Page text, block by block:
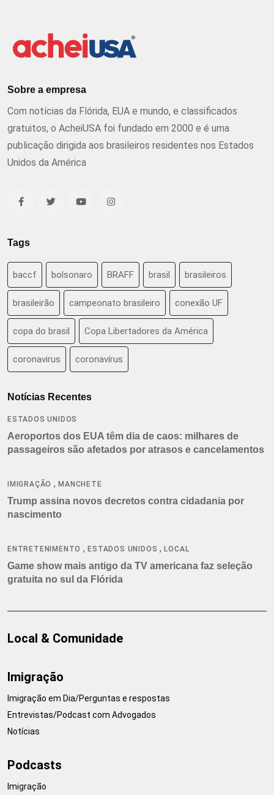
Sobre a empresa
Com notícias da Flórida, EUA e mundo, e classificados
gratuitos, o AcheiUSA foi fundado em 2000 e é uma
publicação dirigida aos brasileiros residentes nos Estados
Unidos da América
Tags
baccf bolsonaro BRAFF brasil brasileiros
brasileirão campeonato brasileiro conexão UF
copa do brasil Copa Libertadores da América
coronavirus coronavírus
Notícias Recentes
ESTADOS UNIDOS
Aeroportos dos EUA têm dia de caos: milhares de
passageiros são afetados por atrasos e cancelamentos
IMIGRAÇÃO ,MANCHETE
Trump assina novos decretos contra cidadania por
nascimento
ENTRETENIMENTO ,ESTADOS UNIDOS ,LOCAL
Game show mais antigo da TV americana faz seleção
gratuita no sul da Flórida
Local & Comunidade
Imigração
Imigração em Dia/Perguntas e respostas
Entrevistas/Podcast com Advogados
Notícias
Podcasts
Imigração